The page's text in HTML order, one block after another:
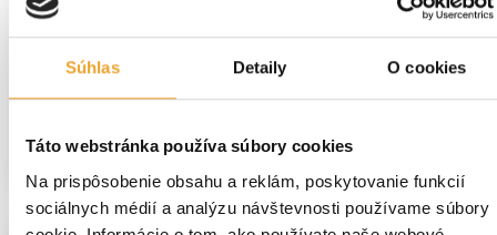
Súhlas Detaily O cookies
Táto webstránka používa súbory cookies
Na prispôsobenie obsahu a reklám, poskytovanie funkcií
sociálnych médií a analýzu návštevnosti používame súbory